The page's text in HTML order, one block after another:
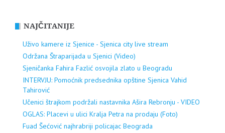
NAJČITANIJE
Uživo kamere iz Sjenice - Sjenica city live stream
Održana Štraparijada u Sjenici (Video)
Sjeničanka Fahira Fazlić osvojila zlato u Beogradu
INTERVJU: Pomoćnik predsednika opštine Sjenica Vahid
Tahirović
Učenici štrajkom podržali nastavnika Ašira Rebronju - VIDEO
OGLAS: Placevi u ulici Kralja Petra na prodaju (Foto)
Fuad Šećović najhrabriji policajac Beograda